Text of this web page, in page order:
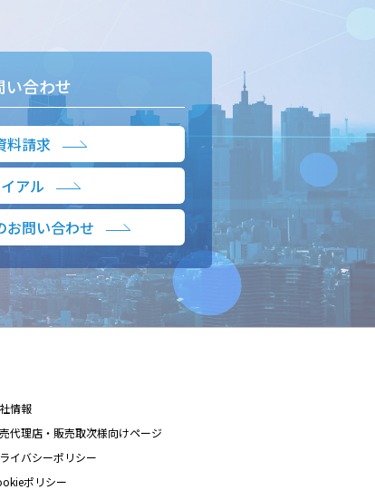
合わせ
料請求
アル
お問い合わせ
情報
代理店・販売取次様向けページ
イバシーポリシー
ポリシー